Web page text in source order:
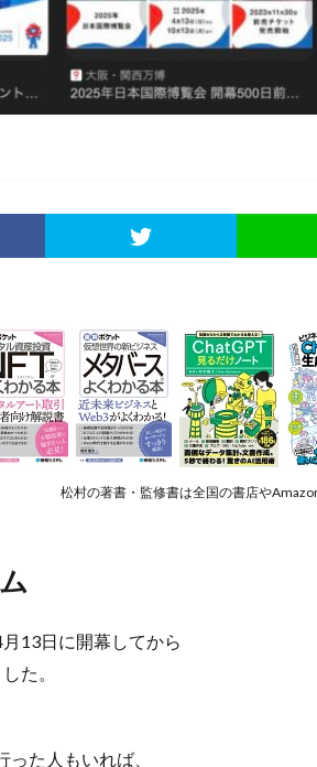
松村の著書・監修書は全国の書店や
13日に開幕してから
た。
た人もいれば、